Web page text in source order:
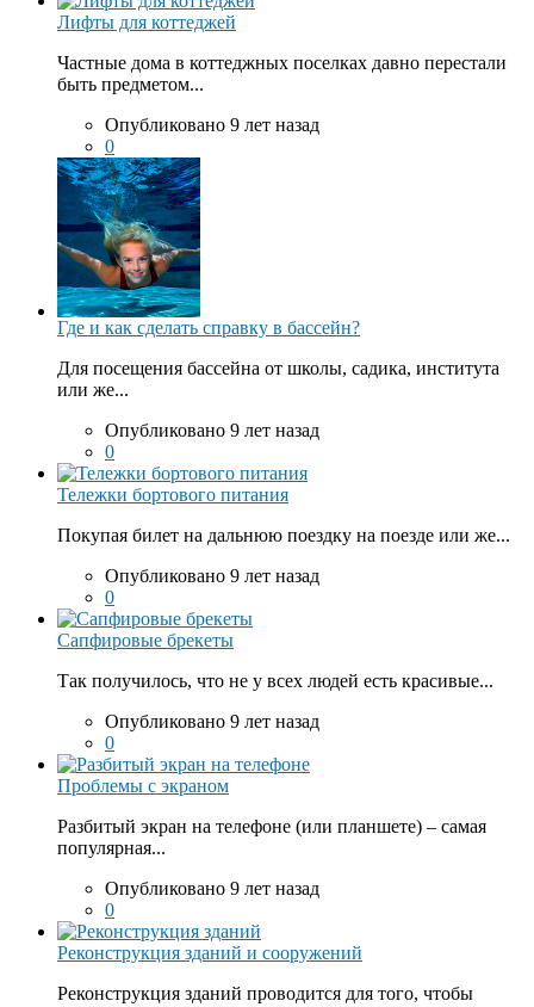
Лифты для коттеджей
Частные дома в коттеджных поселках давно перестали
быть предметом...
Опубликовано 9 лет назад
0
Где и как сделать справку в бассейн?
Для посещения бассейна от школы, садика, института
или же...
Опубликовано 9 лет назад
0
Тележки бортового питания
Покупая билет на дальнюю поездку на поезде или же...
Опубликовано 9 лет назад
0
Сапфировые брекеты
Так получилось, что не у всех людей есть красивые...
Опубликовано 9 лет назад
0
Проблемы с экраном
Разбитый экран на телефоне (или планшете) – самая
популярная...
Опубликовано 9 лет назад
0
Реконструкция зданий и сооружений
Реконструкция зданий проводится для того, чтобы